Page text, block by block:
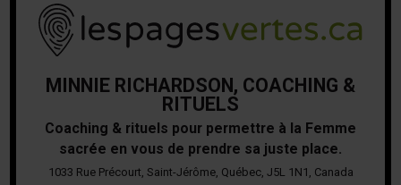
MINNIE RICHARDSON, COACHING &
RITUELS
Coaching & rituels pour permettre à la Femme
sacrée en vous de prendre sa juste place.
1033 Rue Précourt, Saint-Jérôme, Québec, J5L 1N1, Canada